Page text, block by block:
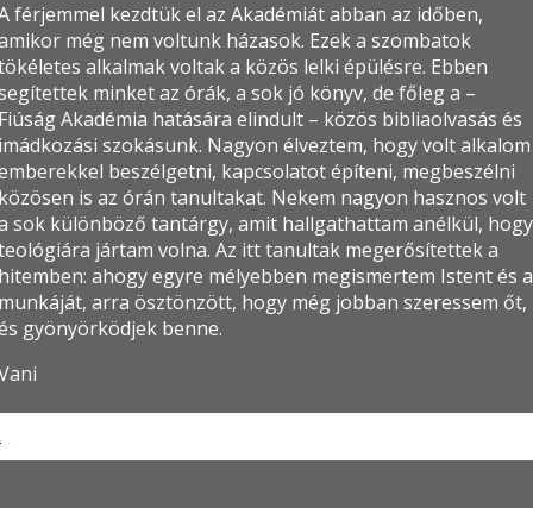
férjemmel kezdtük el az Akadémiát abban az időben,
még nem voltunk házasok. Ezek a szombatok
alkalmak voltak a közös lelki épülésre. Ebben
minket az órák, a sok jó könyv, de főleg a –
Akadémia hatására elindult – közös bibliaolvasás és
szokásunk. Nagyon élveztem, hogy volt alkalom
beszélgetni, kapcsolatot építeni, megbeszélni
is az órán tanultakat. Nekem nagyon hasznos volt
sok különböző tantárgy, amit hallgathattam anélkül, hogy
jártam volna. Az itt tanultak megerősítettek a
ahogy egyre mélyebben megismertem Istent és a
arra ösztönzött, hogy még jobban szeressem őt,
gyönyörködjek benne.